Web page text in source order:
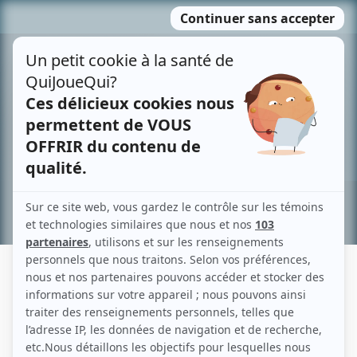
MENU
contenu
Recherche avancée »
MARTIN LEFEBVRE
Liens
Fiche de Martin Lefebvre sur Showbizz.net